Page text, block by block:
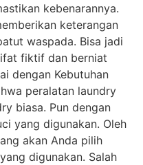
kebenarannya.
keterangan
waspada. Bisa jadi
fiktif dan berniat
dengan Kebutuhan
peralatan laundry
biasa. Pun dengan
yang digunakan. Oleh
akan Anda pilih
digunakan. Salah